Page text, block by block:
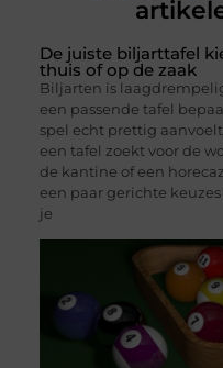
De juiste biljarttafel
thuis of op de zaak
Biljarten is
een passende tafel
spel echt prettig
een tafel zoekt voor de
de kantine of een
een paar gerichte
je